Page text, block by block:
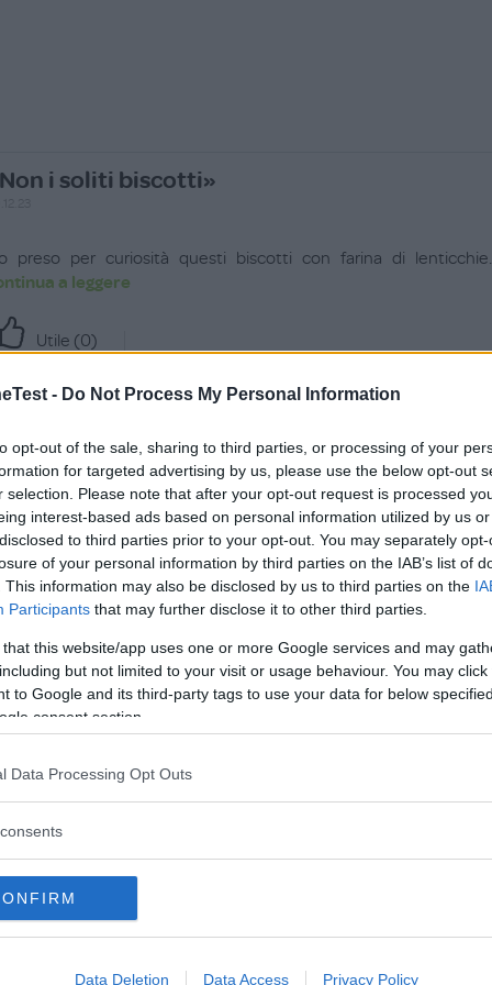
- Do Not Process My Personal Information
opt-out of the sale, sharing to third parties, or processing of your
for targeted advertising by us, please use the below opt-out
selection. Please note that after your opt-out request is processed
interest-based ads based on personal information utilized by us
to third parties prior to your opt-out. You may separately
of your personal information by third parties on the IAB’s list of
This information may also be disclosed by us to third parties on the
Participants that may further disclose it to other third parties.
that this website/app uses one or more Google services and may
but not limited to your visit or usage behaviour. You may
to Google and its third-party tags to use your data for below
consent section.
Data Processing Opt Outs
Data Deletion Data Access Privacy Policy
i soliti biscotti»
preso per curiosità questi biscotti con farina di
a leggere
Utile (0)
nutriente»
assaggiato i biscotti Lentille e mi sono subito
a leggere
Utile (0 )
particolare»
hanno un gusto molto buono, particolare e non
a leggere
Utile (0)